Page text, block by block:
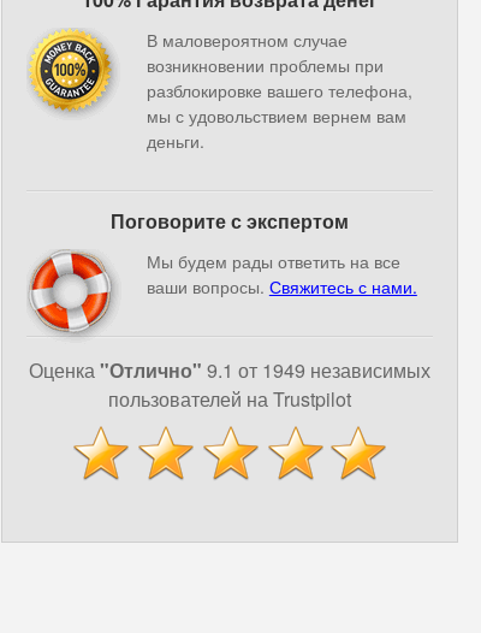
В маловероятном случае
возникновении проблемы при
разблокировке вашего телефона,
мы с удовольствием вернем вам
деньги.
Поговорите с экспертом
Мы будем рады ответить на все
ваши вопросы. Свяжитесь с нами.
Оценка"Отлично" 9.1 от 1949 независимых
пользователей на Trustpilot